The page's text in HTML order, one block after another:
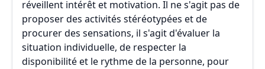
réveillent intérêt et motivation. Il ne s'agit pas de
proposer des activités stéréotypées et de
procurer des sensations, il s'agit d'évaluer la
situation individuelle, de respecter la
disponibilité et le rythme de la personne, pour